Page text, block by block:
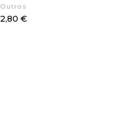
Outros
Preço
2,80 €